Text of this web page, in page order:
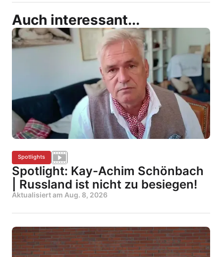
Auch interessant...
Spotlights
Spotlight: Kay-Achim Schönbach
| Russland ist nicht zu besiegen!
Aktualisiert am Aug. 8, 2026